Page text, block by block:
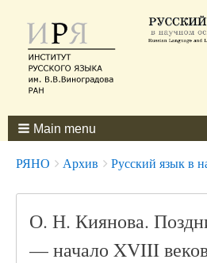
Main menu
Breadcrumbs
You
РЯНО Архив Русский язык в
О. Н. Киянова.
— начало XVIII